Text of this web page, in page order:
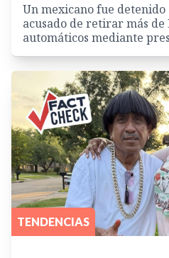
Un mexicano fue detenido
acusado de retirar más de
automáticos mediante
TENDENCIAS